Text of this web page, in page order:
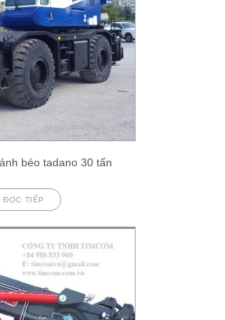
béo tadano 30 tấn
ĐỌC TIẾP